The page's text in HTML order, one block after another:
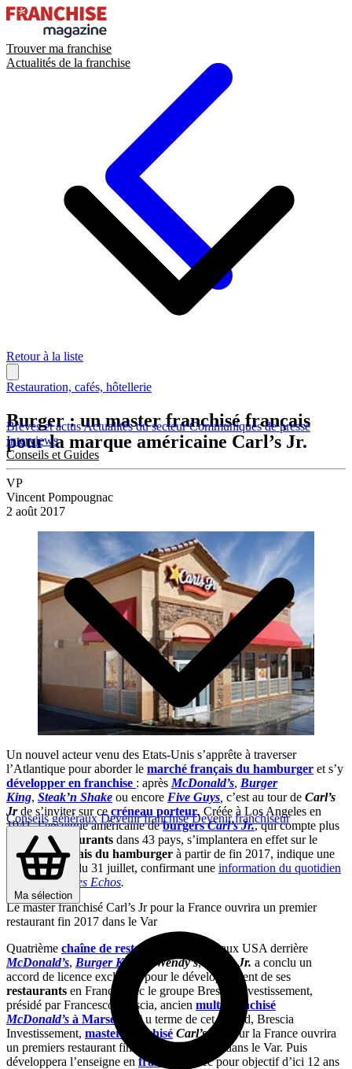
Trouver ma franchise
Actualités de la franchise
Brèves et actusActualités du secteurCommuniqués de presse
Interviews
Conseils et Guides
Conseils générauxDevenir franchiséDevenir franchiseur
Ma sélection
Retour à la liste
Restauration, cafés, hôtellerie
Burger : un master franchisé français
pour la marque américaine Carl’s Jr.
VP
Vincent Pompougnac
2 août 2017
Un nouvel acteur venu des Etats-Unis s’apprête à traverser
l’Atlantique pour aborder le marché français du hamburger et s’y
développer en franchise : après McDonald’s, Burger
King, Steak’n Shake ou encore Five Guys c’est au tour de Carl’s
Jrde s’inviter sur ce créneau porteur. Créée à Los Angeles en
1941, l’enseigne américaine deburgers Carl’s Jr., qui compte plus
de 3 800restaurants dans 43 pays, s’implantera en effet sur le
marché français du hamburger à partir de fin 2017, indique une
dépêche AFP du 31 juillet, confirmant une information du quotidien
économique
Les Echos.
Le master franchisé Carl’s Jr pour la France ouvrira un premier
restaurant fin 2017 dans le Var
Quatrième chaîne de restauration rapide aux USA derrière
McDonald’s, Burger King Wendy’s, Carl’s Jr. a conclu un
accord de licence exclusive pour le développement de ses
restaurants en France avec le groupe Brescia Investissement,
présidé par Francesco Brescia, ancien multi-franchisé
McDonald’s à Marseille
. Au terme de cet accord, Brescia
Investissement, master franchisé Carl’s Jr.
pour la France ouvrira
un premiers restaurant fin 2017 à La Garde, dans le Var. Puis
développera l’enseigne en franchise
avec pour objectif d’ici 12 ans